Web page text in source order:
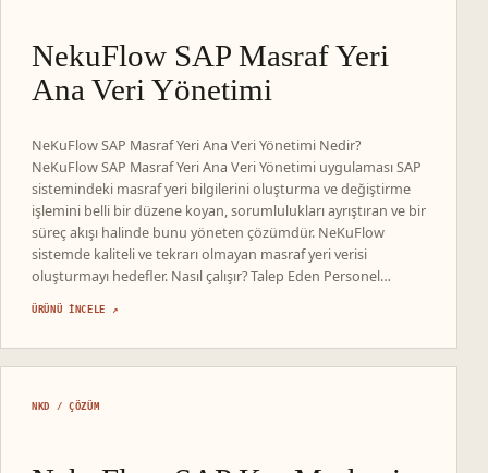
NekuFlow SAP Masraf Yeri
Ana Veri Yönetimi
NeKuFlow SAP Masraf Yeri Ana Veri Yönetimi Nedir?
NeKuFlow SAP Masraf Yeri Ana Veri Yönetimi uygulaması SAP
sistemindeki masraf yeri bilgilerini oluşturma ve değiştirme
işlemini belli bir düzene koyan, sorumlulukları ayrıştıran ve bir
süreç akışı halinde bunu yöneten çözümdür. NeKuFlow
sistemde kaliteli ve tekrarı olmayan masraf yeri verisi
oluşturmayı hedefler. Nasıl çalışır? Talep Eden Personel…
ÜRÜNÜ INCELE ↗
NKD / ÇÖZÜM